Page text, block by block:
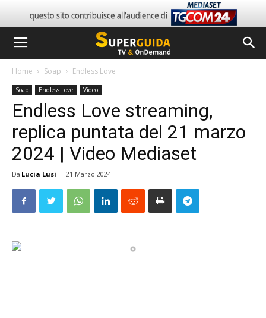
Home Soap Endless Love
Soap Endless Love Video
Endless Love streaming,
replica puntata del 21 marzo
2024 | Video Mediaset
Da Lucia Lusi - 21 Marzo 2024